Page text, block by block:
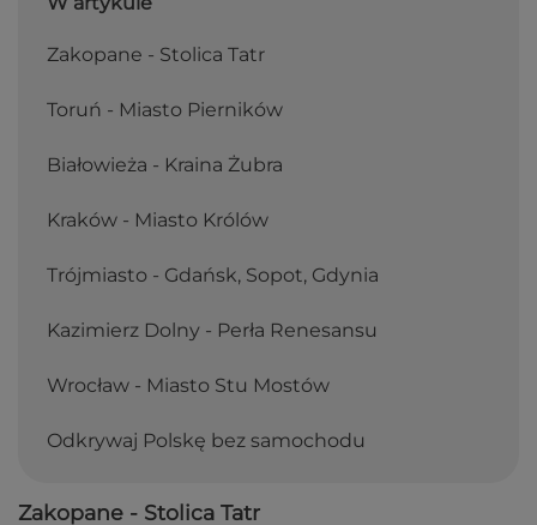
Zakopane - Stolica Tatr
Toruń - Miasto Pierników
Białowieża - Kraina Żubra
Kraków - Miasto Królów
Trójmiasto - Gdańsk, Sopot, Gdynia
Kazimierz Dolny - Perła Renesansu
Wrocław - Miasto Stu Mostów
Odkrywaj Polskę bez samochodu
Zakopane - Stolica Tatr